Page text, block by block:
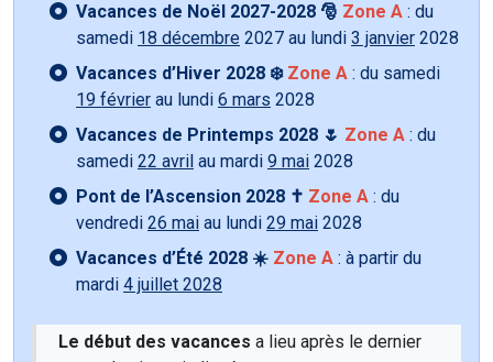
Vacances de Noël 2027-2028 🎅 Zone A : du
samedi 18 décembre 2027 au lundi 3 janvier 2028
Vacances d’Hiver 2028 ❄️ Zone A : du samedi
19 février au lundi 6 mars 2028
Vacances de Printemps 2028 🌷 Zone A : du
samedi 22 avril au mardi 9 mai 2028
Pont de l’Ascension 2028 ✝️ Zone A : du
vendredi 26 mai au lundi 29 mai 2028
Vacances d’Été 2028 ☀️ Zone A : à partir du
mardi 4 juillet 2028
Le début des vacances a lieu après le dernier